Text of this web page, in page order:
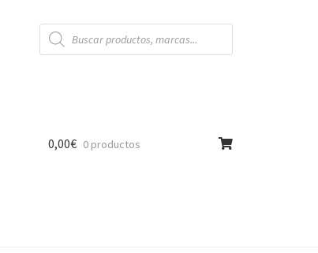
Búsqueda
de
productos
0,00€ 0 productos